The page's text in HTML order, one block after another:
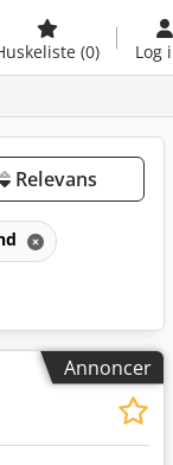
(0) Log
Relevans
Annoncer